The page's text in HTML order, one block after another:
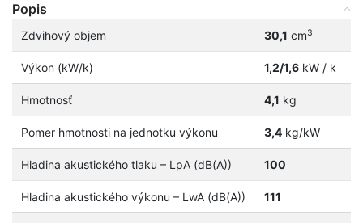
Popis
Zdvihový objem 30,1 cm3
Výkon (kW/k) 1,2/1,6kW / k
Hmotnosť 4,1 kg
Pomer hmotnosti na jednotku výkonu 3,4kg/kW
Hladina akustického tlaku – LpA (dB(A)) 100
Hladina akustického výkonu – LwA (dB(A)) 111